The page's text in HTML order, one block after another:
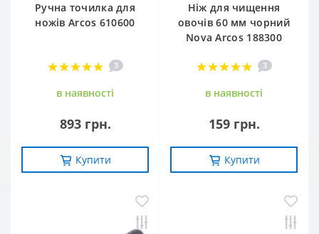
Ручна точилка для
ножів Arcos 610600
3
в наявностi
893 грн.
Купити
Ніж для чищення
овочів 60 мм чорний
Nova Arcos 188300
3
в наявностi
159 грн.
Купити